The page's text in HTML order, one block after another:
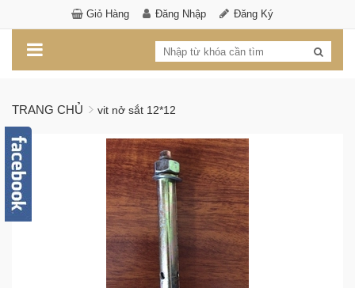
Giỏ Hàng Đăng Nhập Đăng Ký
TRANG CHỦ vit nở sắt 12*12